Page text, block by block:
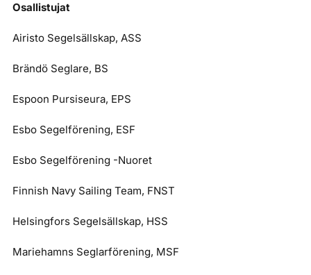
Osallistujat
Airisto Segelsällskap, ASS
Brändö Seglare, BS
Espoon Pursiseura, EPS
Esbo Segelförening, ESF
Esbo Segelförening -Nuoret
Finnish Navy Sailing Team, FNST
Helsingfors Segelsällskap, HSS
Mariehamns Seglarförening, MSF